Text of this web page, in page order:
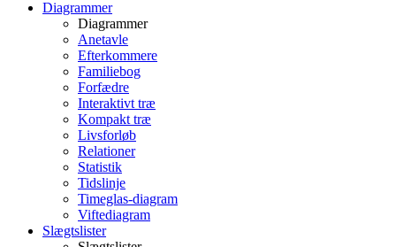
Diagrammer
Diagrammer
Anetavle
Efterkommere
Familiebog
Forfædre
Interaktivt træ
Kompakt træ
Livsforløb
Relationer
Statistik
Tidslinje
Timeglas-diagram
Viftediagram
Slægtslister